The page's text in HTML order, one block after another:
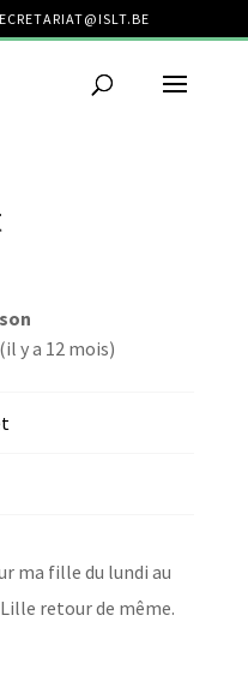
y a 12 mois)
ma fille du lundi au
retour de même.